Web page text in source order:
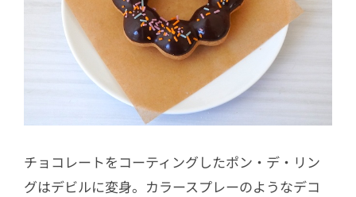
チョコレートをコーティングしたポン・デ・リン
グはデビルに変身。カラースプレーのようなデコ